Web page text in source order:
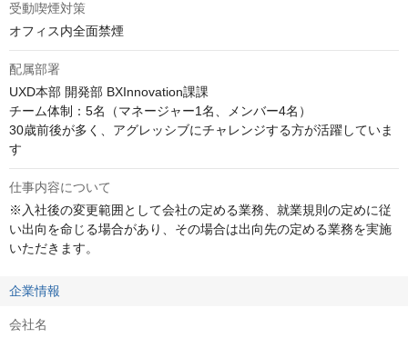
受動喫煙対策
オフィス内全面禁煙
配属部署
UXD本部 開発部 BXInnovation課課
チーム体制：5名（マネージャー1名、メンバー4名）
30歳前後が多く、アグレッシブにチャレンジする方が活躍していま
す
仕事内容について
※入社後の変更範囲として会社の定める業務、就業規則の定めに従
い出向を命じる場合があり、その場合は出向先の定める業務を実施
いただきます。
企業情報
会社名